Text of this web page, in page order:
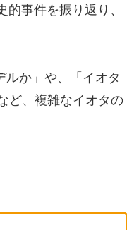
事件を振り返り、
ルか」や、「イオタ
ど、複雑なイオタの